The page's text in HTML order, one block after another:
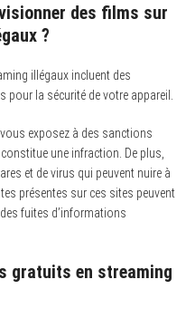
des films sur
?
illégaux incluent des
la sécurité de votre appareil.
exposez à des sanctions
une infraction. De plus,
et de virus qui peuvent nuire à
présentes sur ces sites peuvent
fuites d’informations
gratuits en streaming